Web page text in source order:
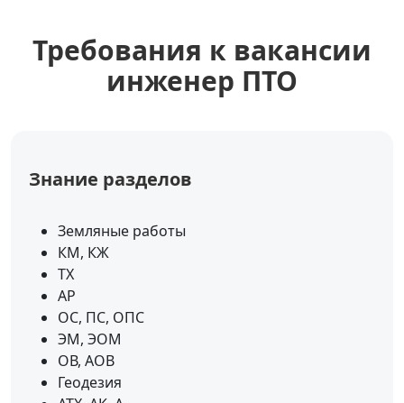
Требования к вакансии
инженер ПТО
Знание разделов
Земляные работы
КМ, КЖ
ТХ
АР
ОС, ПС, ОПС
ЭМ, ЭОМ
ОВ, АОВ
Геодезия